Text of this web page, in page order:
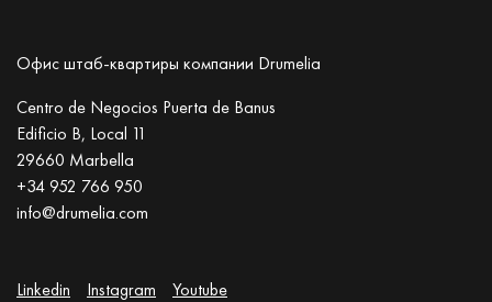
Офис штаб-квартиры компании Drumelia
Centro de Negocios Puerta de Banus
Edificio B, Local 11
29660 Marbella
+34 952 766 950
info@drumelia.com
Linkedin Instagram Youtube